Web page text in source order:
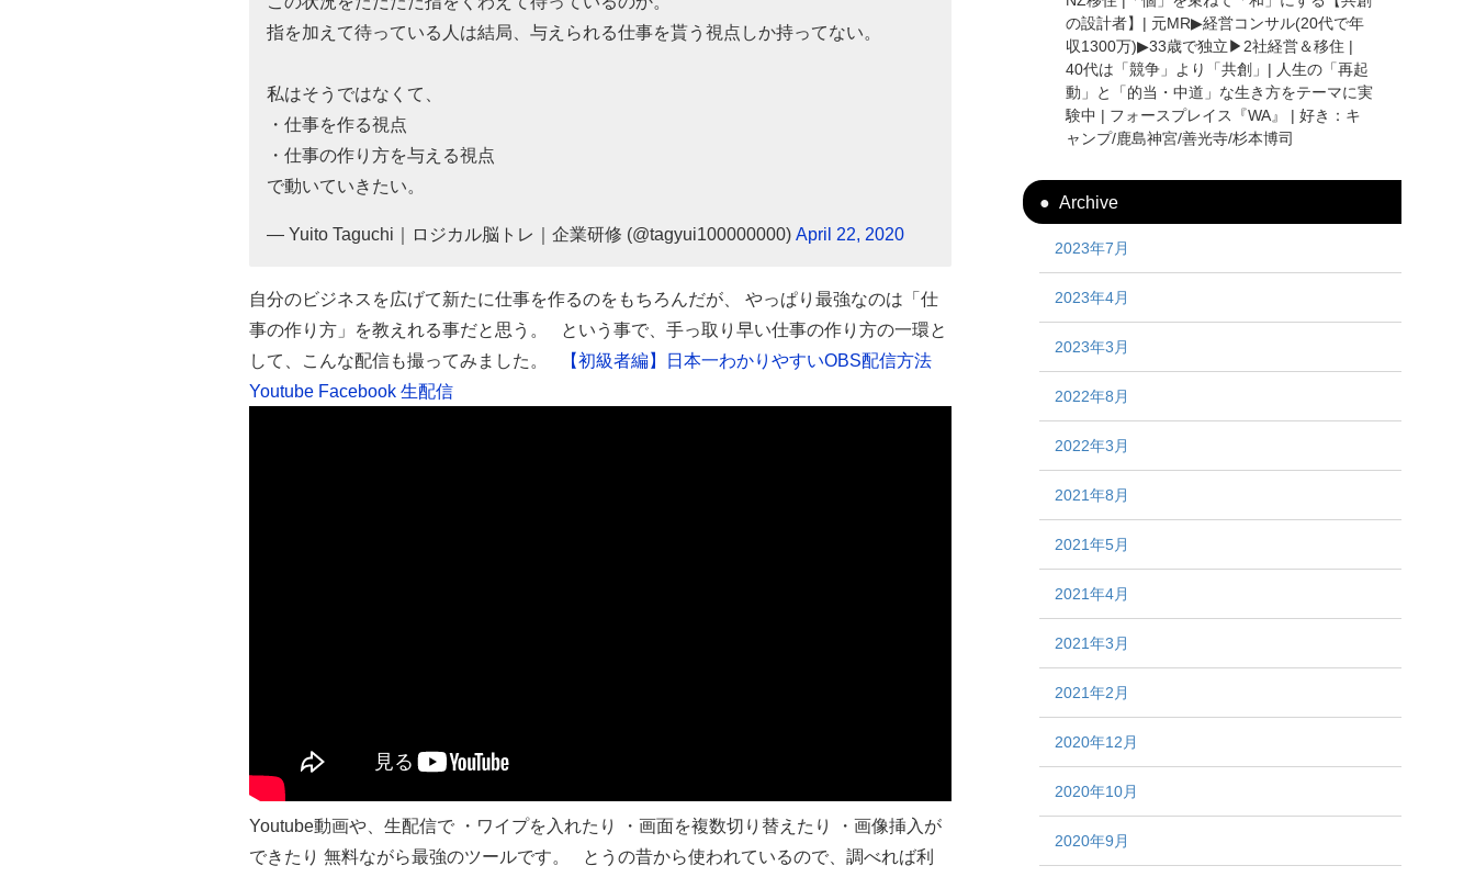
指を加えて待っている人は結局、与えられる仕事を貰う視点しか持ってない。
私はそうではなくて、
・仕事を作る視点
・仕事の作り方を与える視点
で動いていきたい。
— Yuito Taguchi｜ロジカル脳トレ｜企業研修 (@tagyui100000000)April 22, 2020
自分のビジネスを広げて新たに仕事を作るのをもちろんだが、 やっぱり最強なのは「仕
事の作り方」を教えれる事だと思う。 という事で、手っ取り早い仕事の作り方の一環と
して、こんな配信も撮ってみました。
【初級者編】日本一わかりやすいOBS配信方法
Youtube Facebook 生配信
Youtube動画や、生配信で ・ワイプを入れたり ・画面を複数切り替えたり ・画像挿入が
できたり 無料ながら最強のツールです。 とうの昔から使われているので、調べれば利
の設計者】| 元MR▶︎経営コンサル(20代で年
収1300万)▶︎33歳で独立▶︎2社経営＆移住 |
40代は「競争」より「共創」| 人生の「再起
動」と「的当・中道」な生き方をテーマに実
験中 | フォースプレイス『WA』 | 好き：キ
ャンプ/鹿島神宮/善光寺/杉本博司
Archive
2023年7月
2023年4月
2023年3月
2022年8月
2022年3月
2021年8月
2021年5月
2021年4月
2021年3月
2021年2月
2020年12月
2020年10月
2020年9月